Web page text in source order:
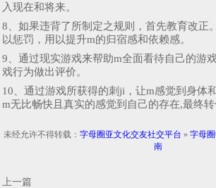
入现在和将来。
8、如果违背了所制定之规则，首先教育改正
以惩罚，用以提升m的归宿感和依赖感。
9、通过现实游戏来帮助m全面看待自己的游
戏行为做出评价。
10、通过游戏所获得的刺ji，让m感觉到身体
m无比畅快且真实的感觉到自己的存在,最终转
未经允许不得转载： 字母圈亚文化交友社交平台 » 字母
南
上一篇